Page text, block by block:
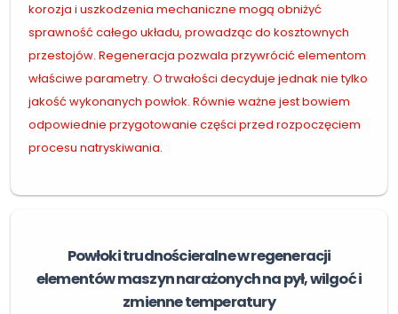
korozja i uszkodzenia mechaniczne mogą obniżyć
sprawność całego układu, prowadząc do kosztownych
przestojów. Regeneracja pozwala przywrócić elementom
właściwe parametry. O trwałości decyduje jednak nie tylko
jakość wykonanych powłok. Równie ważne jest bowiem
odpowiednie przygotowanie części przed rozpoczęciem
procesu natryskiwania.
Powłoki trudnościeralne w regeneracji
elementów maszyn narażonych na pył, wilgoć i
zmienne temperatury